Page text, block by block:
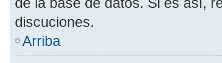
discuciones.
Arriba